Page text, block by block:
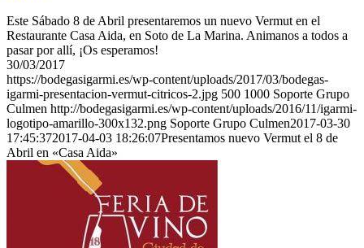
Este Sábado 8 de Abril presentaremos un nuevo Vermut en el
Restaurante Casa Aida, en Soto de La Marina. Animanos a todos a
pasar por allí, ¡Os esperamos!
30/03/2017
https://bodegasigarmi.es/wp-content/uploads/2017/03/bodegas-
igarmi-presentacion-vermut-citricos-2.jpg 500 1000 Soporte Grupo
Culmen http://bodegasigarmi.es/wp-content/uploads/2016/11/igarmi-
logotipo-amarillo-300x132.png Soporte Grupo Culmen2017-03-30
17:45:372017-04-03 18:26:07Presentamos nuevo Vermut el 8 de
Abril en «Casa Aida»